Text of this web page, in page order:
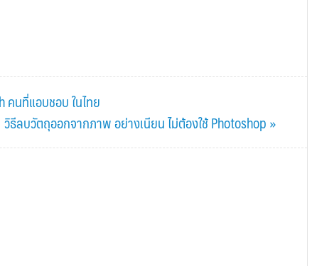
คนที่แอบชอบ ในไทย
Next
Post:
วิธีลบวัตถุออกจากภาพ อย่างเนียน ไม่ต้องใช้ Photoshop »